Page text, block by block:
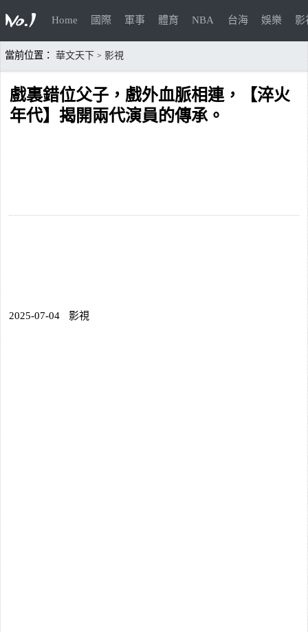
Home 國際 軍事 體育 NBA 台海 娛樂 影
當前位置： 華文天下 > 影視
戲裏錯位父子，戲外血脈相連，【淬火
年代】揭開兩代演員的傳承。
2025-07-04 影視